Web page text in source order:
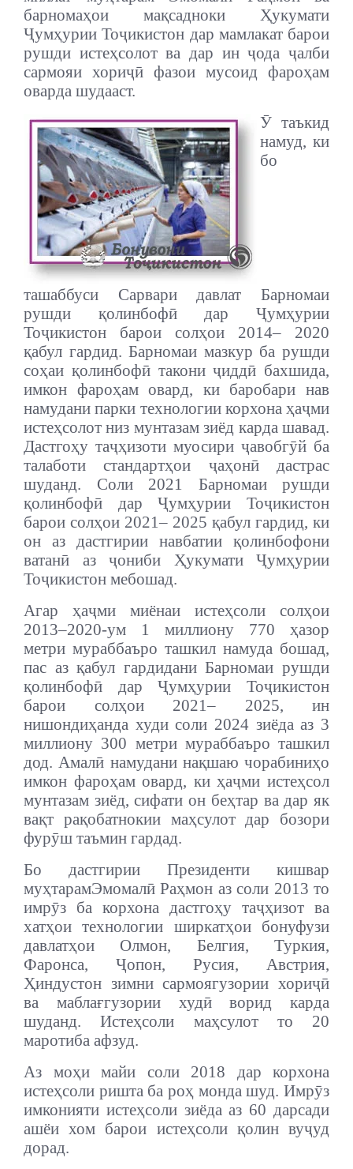
барномаҳои мақсадноки Ҳукумати
Ҷумҳурии Тоҷикистон дар мамлакат барои
рушди истеҳсолот ва дар ин ҷода ҷалби
сармояи хориҷӣ фазои мусоид фароҳам
оварда шудааст.
Ӯ таъкид
намуд, ки
бо
ташаббуси Сарвари давлат Барномаи
рушди қолинбофӣ дар Ҷумҳурии
Тоҷикистон барои солҳои 2014– 2020
қабул гардид. Барномаи мазкур ба рушди
соҳаи қолинбофӣ такони ҷиддӣ бахшида,
имкон фароҳам овард, ки баробари нав
намудани парки технологии корхона ҳаҷми
истеҳсолот низ мунтазам зиёд карда шавад.
Дастгоҳу таҷҳизоти муосири ҷавобгӯй ба
талаботи стандартҳои ҷаҳонӣ дастрас
шуданд. Соли 2021 Барномаи рушди
қолинбофӣ дар Ҷумҳурии Тоҷикистон
барои солҳои 2021– 2025 қабул гардид, ки
он аз дастгирии навбатии қолинбофони
ватанӣ аз ҷониби Ҳукумати Ҷумҳурии
Тоҷикистон мебошад.
Агар ҳаҷми миёнаи истеҳсоли солҳои
2013–2020-ум 1 миллиону 770 ҳазор
метри мураббаъро ташкил намуда бошад,
пас аз қабул гардидани Барномаи рушди
қолинбофӣ дар Ҷумҳурии Тоҷикистон
барои солҳои 2021– 2025, ин
нишондиҳанда худи соли 2024 зиёда аз 3
миллиону 300 метри мураббаъро ташкил
дод. Амалӣ намудани нақшаю чорабиниҳо
имкон фароҳам овард, ки ҳаҷми истеҳсол
мунтазам зиёд, сифати он беҳтар ва дар як
вақт рақобатнокии маҳсулотдар бозори
фурӯш таъмин гардад.
Бо дастгирии Президенти кишвар
муҳтарамЭмомалӣ Раҳмон аз соли 2013 то
имрӯз ба корхона дастгоҳу таҷҳизот ва
хатҳои технологии ширкатҳои бонуфузи
давлатҳои Олмон, Белгия, Туркия,
Фаронса, Ҷопон, Русия, Австрия,
Ҳиндустон зимни сармоягузории хориҷӣ
ва маблағгузории худӣ ворид карда
шуданд. Истеҳсоли маҳсулот то 20
маротиба афзуд.
Аз моҳи майи соли 2018 дар корхона
истеҳсоли ришта ба роҳ монда шуд. Имрӯз
имконияти истеҳсоли зиёда аз 60 дарсади
ашёи хом барои истеҳсоли қолин вуҷуд
дорад.